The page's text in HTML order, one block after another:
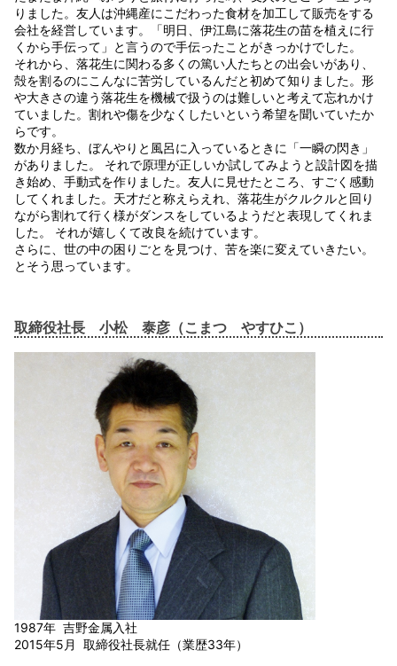
りました。友人は沖縄産にこだわった食材を加工して販売をする
会社を経営しています。「明日、伊江島に落花生の苗を植えに行
くから手伝って」と言うので手伝ったことがきっかけでした。
それから、落花生に関わる多くの篤い人たちとの出会いがあり、
殻を割るのにこんなに苦労しているんだと初めて知りました。形
や大きさの違う落花生を機械で扱うのは難しいと考えて忘れかけ
ていました。割れや傷を少なくしたいという希望を聞いていたか
らです。
数か月経ち、ぼんやりと風呂に入っているときに「一瞬の閃き」
がありました。 それで原理が正しいか試してみようと設計図を描
き始め、手動式を作りました。友人に見せたところ、すごく感動
してくれました。天才だと称えらえれ、落花生がクルクルと回り
ながら割れて行く様がダンスをしているようだと表現してくれま
した。 それが嬉しくて改良を続けています。
さらに、世の中の困りごとを見つけ、苦を楽に変えていきたい。
とそう思っています。
取締役社長 小松 泰彦（こまつ やすひこ）
1987年 吉野金属入社
2015年5月 取締役社長就任（業歴33年）